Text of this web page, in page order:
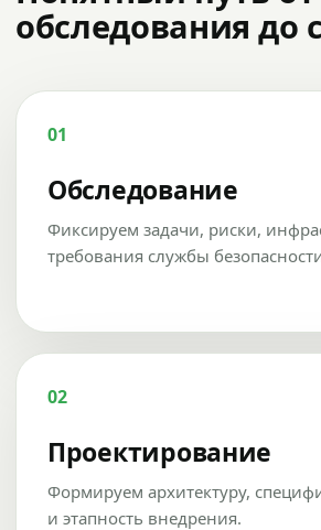
обследования до
01
Обследование
Фиксируем задачи, риски,
требования службы
02
Проектирование
Формируем архитектуру,
и этапность внедрения.